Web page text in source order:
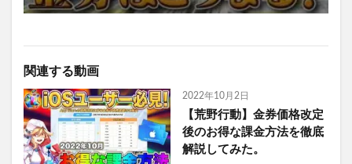
関連する動画
2022年10月2日
【荒野行動】金券価格改定
後のお得な課金方法を徹底
解説してみた。